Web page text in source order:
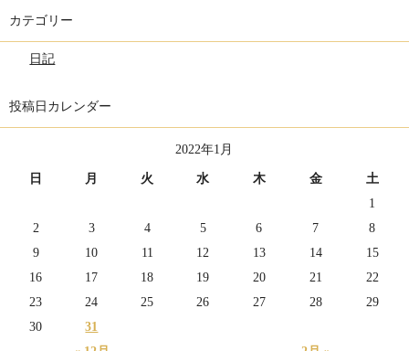
カテゴリー
日記
投稿日カレンダー
2022年1月
日 月 火 水 木 金 土
1
2
3 4 5 6 7
8
9
10 11 12 13 14
15
16
17 18 19 20 21
22
23
24 25 26 27 28
29
30
31